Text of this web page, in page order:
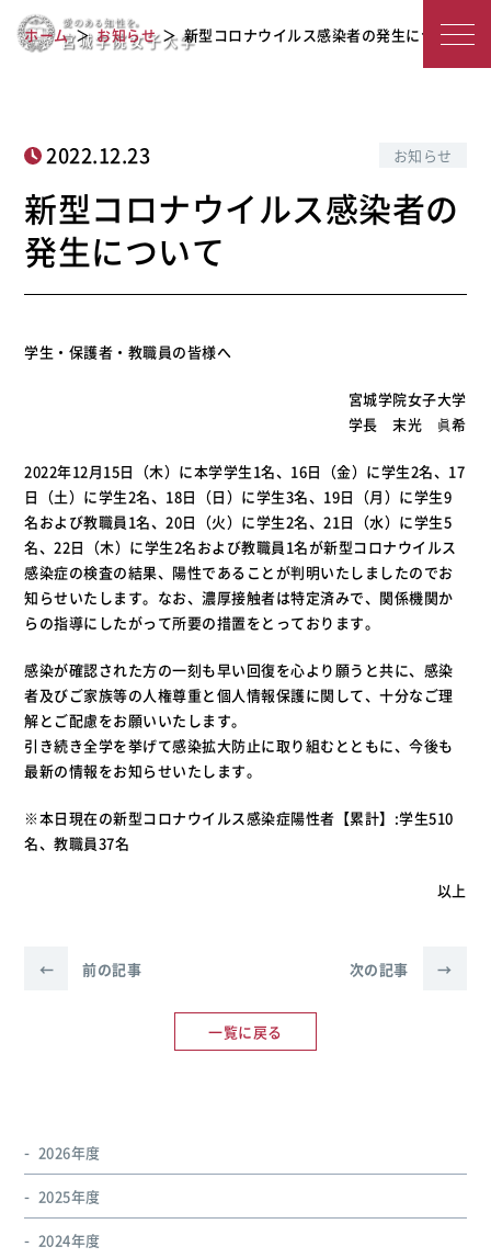
宮
女
子
大
新型コロナウイルス感染者の発生につ
いて
ホーム お知らせ 新型コロナウイルス感染者の発生について
2022.12.23 お知らせ
新型コロナウイルス感染者の
発生について
学生・保護者・教職員の皆様へ
宮城学院女子大学
学長 末光 眞希
2022年12月15日（木）に本学学生1名、16日（金）に学生2名、17
日（土）に学生2名、18日（日）に学生3名、19日（月）に学生9
名および教職員1名、20日（火）に学生2名、21日（水）に学生5
名、22日（木）に学生2名および教職員1名が新型コロナウイルス
感染症の検査の結果、陽性であることが判明いたしましたのでお
知らせいたします。なお、濃厚接触者は特定済みで、関係機関か
らの指導にしたがって所要の措置をとっております。
感染が確認された方の一刻も早い回復を心より願うと共に、感染
者及びご家族等の人権尊重と個人情報保護に関して、十分なご理
解とご配慮をお願いいたします。
引き続き全学を挙げて感染拡大防止に取り組むとともに、今後も
最新の情報をお知らせいたします。
※本日現在の新型コロナウイルス感染症陽性者【累計】:学生510
名、教職員37名
以上
← 前の記事
一覧に戻る
次の記事 →
2026年度
2025年度
2024年度